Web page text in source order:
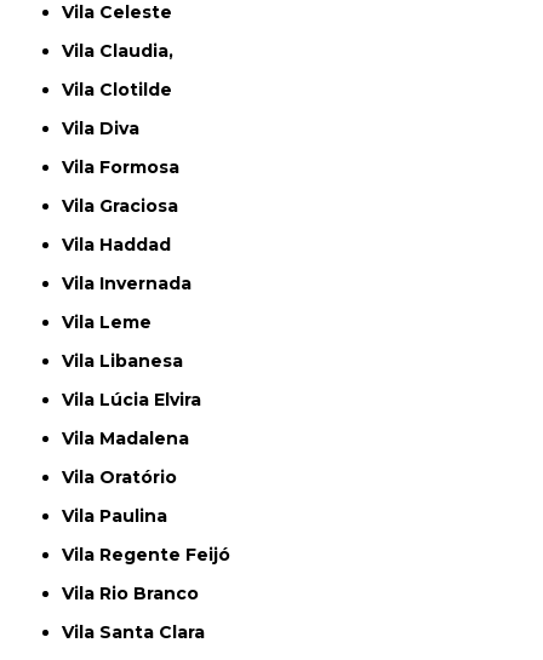
Vila Celeste
Vila Claudia,
Vila Clotilde
Vila Diva
Vila Formosa
Vila Graciosa
Vila Haddad
Vila Invernada
Vila Leme
Vila Libanesa
Vila Lúcia Elvira
Vila Madalena
Vila Oratório
Vila Paulina
Vila Regente Feijó
Vila Rio Branco
Vila Santa Clara